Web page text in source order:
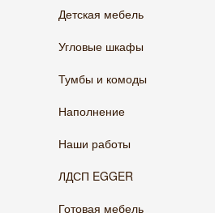
Детская мебель
Угловые шкафы
Тумбы и комоды
Наполнение
Наши работы
ЛДСП EGGER
Готовая мебель